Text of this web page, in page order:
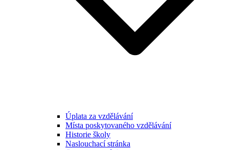
Úplata za vzdělávání
Místa poskytovaného vzdělávání
Historie školy
Naslouchací stránka